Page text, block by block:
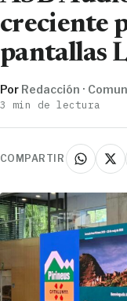
creciente
pantallas
Por Redacción ·
3 min de lectura
COMPARTIR